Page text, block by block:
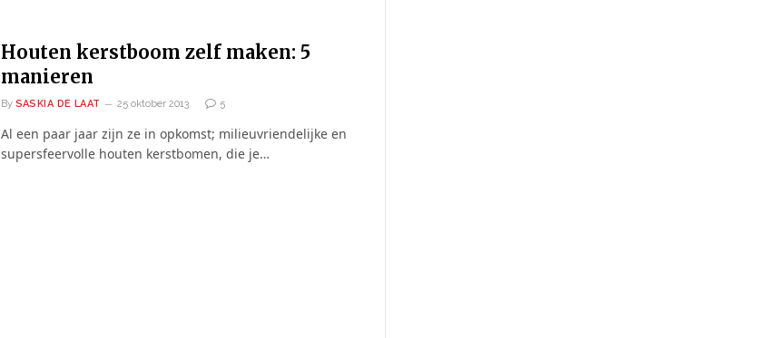
Houten kerstboom zelf maken: 5
manieren
By SASKIA DE LAAT 25 oktober 2013 5
Al een paar jaar zijn ze in opkomst; milieuvriendelijke en
supersfeervolle houten kerstbomen, die je…